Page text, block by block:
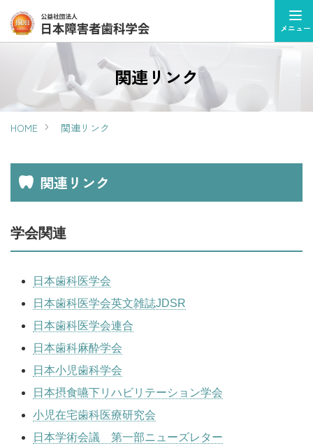
メニュー
関連リンク
HOME 関連リンク
関連リンク
学会関連
日本歯科医学会
日本歯科医学会英文雑誌JDSR
日本歯科医学会連合
日本歯科麻酔学会
日本小児歯科学会
日本摂食嚥下リハビリテーション学会
小児在宅歯科医療研究会
日本学術会議 第一部ニューズレター